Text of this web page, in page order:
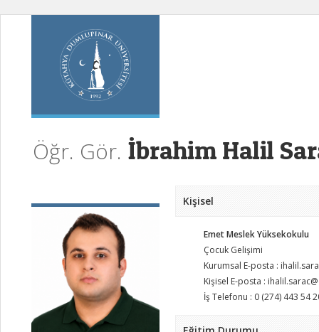
Öğr. Gör. İbrahim Halil
Kişisel
Emet Meslek Yüksekokulu
Çocuk Gelişimi
Kurumsal E-posta :
Kişisel E-posta :
İş Telefonu : 0 (274) 443 54